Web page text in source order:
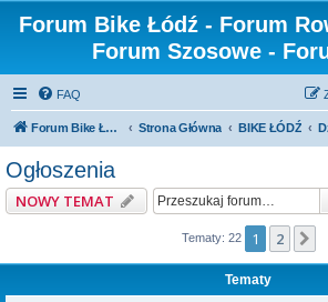
Forum Bike Łódź - Forum
Forum Szosowe -
FAQ
Forum Bike Łódź - Forum Rowerowe Łódź - Forum Szosowe - Forum MTB Strona Główna BIKE ŁÓDŹ
Ogłoszenia
NOWY TEMAT
Tematy: 22 1 2
Tematy